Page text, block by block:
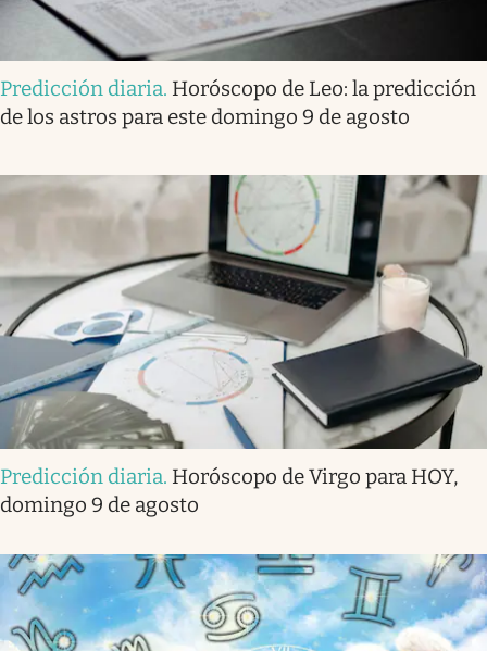
Predicción diaria. Horóscopo de Leo: la predicción
de los astros para este domingo 9 de agosto
Predicción diaria. Horóscopo de Virgo para HOY,
domingo 9 de agosto